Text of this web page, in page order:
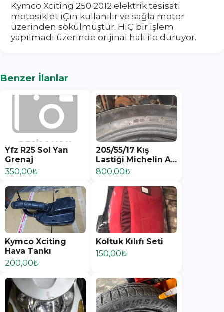
Kymco Xciting 250 2012 elektrik tesisatı
motosiklet iÇin kullanılır ve sağla motor
üzerinden sökülmüştür. HiÇ bir işlem
yapılmadı üzerinde orijinal hali ile duruyor.
Benzer İlanlar
Yfz R25 Sol Yan
Grenaj
350,00₺
205/55/17 Kış
Lastiği Michelin A...
800,00₺
Kymco Xciting
Hava Tankı
200,00₺
Koltuk Kılıfı Seti
150,00₺